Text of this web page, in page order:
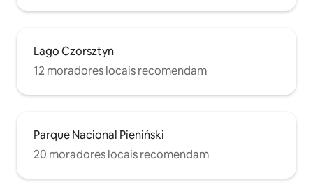
Lago Czorsztyn
12 moradores locais recomendam
Parque Nacional Pieniński
20 moradores locais recomendam